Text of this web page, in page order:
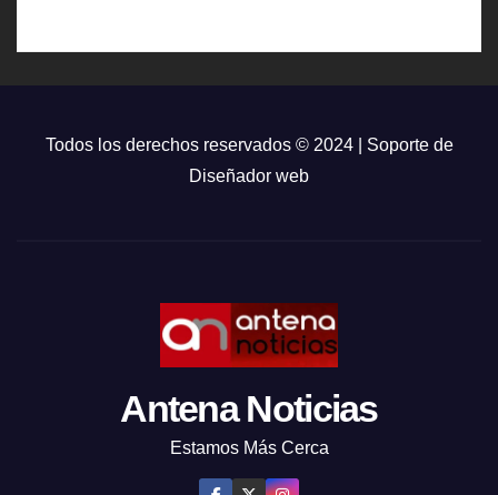
Todos los derechos reservados © 2024 | Soporte de
Diseñador web
Antena Noticias
Estamos Más Cerca